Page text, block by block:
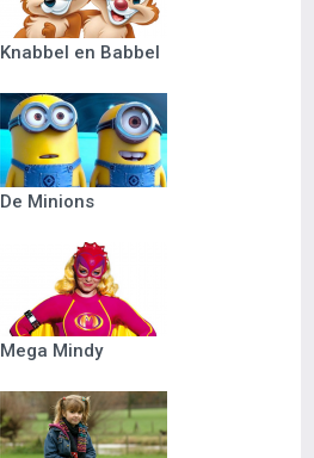
Knabbel en Babbel
De Minions
Mega Mindy